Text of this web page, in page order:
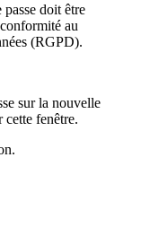
doit être
au
(RGPD).
sur la nouvelle
fenêtre.